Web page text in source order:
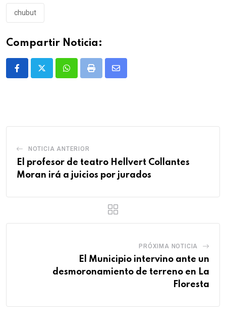
chubut
Compartir Noticia:
WhatsappPrint
Share
NOTICIA ANTERIOR
El profesor de teatro Hellvert Collantes
Moran irá a juicios por jurados
PRÓXIMA NOTICIA
El Municipio intervino ante un
desmoronamiento de terreno en La
Floresta